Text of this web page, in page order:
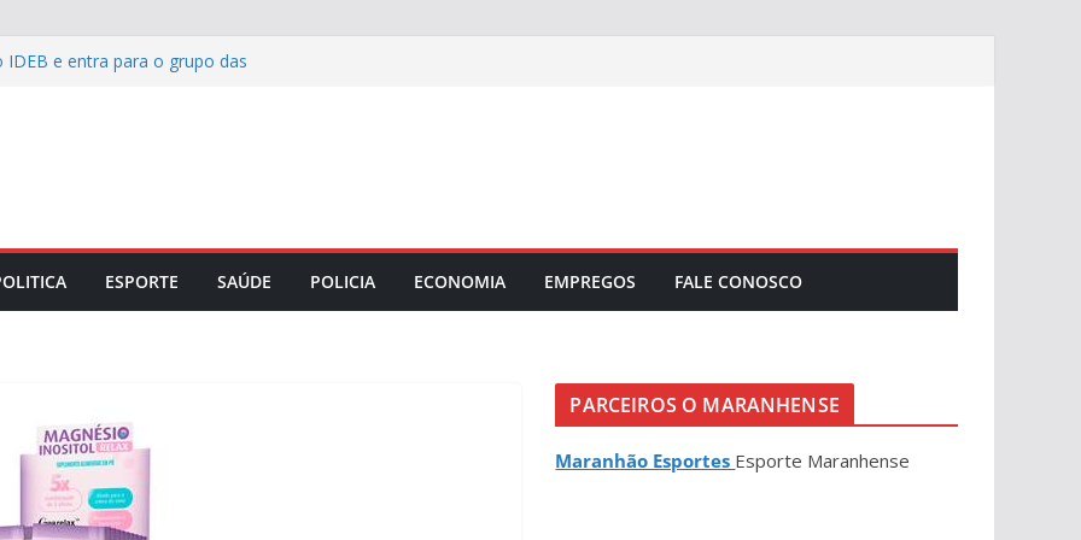
e entra para o grupo das
e reforça rede de saúde bucal
garante benefícios a pacientes do
ESPORTE SAÚDE POLICIA ECONOMIA EMPREGOS FALE CONOSCO
PARCEIROS O MARANHENSE
Maranhão Esportes Esporte Maranhense